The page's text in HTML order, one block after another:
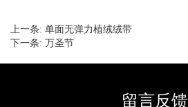
上一条: 单面无弹力植绒绒带
下一条: 万圣节
留言反馈